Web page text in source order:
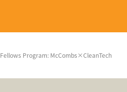
Fellows Program: McCombs×CleanTech